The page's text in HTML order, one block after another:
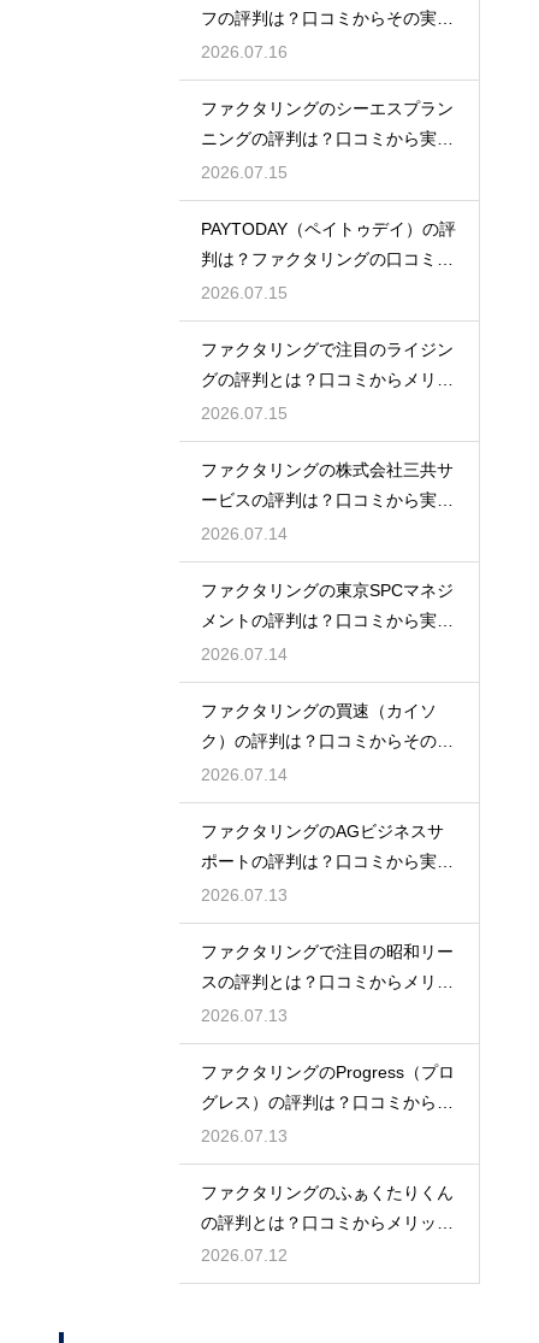
フの評判は？口コミからその実態
を徹底解説
2026.07.16
ファクタリングのシーエスプラン
ニングの評判は？口コミから実態
を徹底解説
2026.07.15
PAYTODAY（ペイトゥデイ）の評
判は？ファクタリングの口コミ検
証
2026.07.15
ファクタリングで注目のライジン
グの評判とは？口コミからメリッ
トを徹底解説
2026.07.15
ファクタリングの株式会社三共サ
ービスの評判は？口コミから実態
を徹底解説
2026.07.14
ファクタリングの東京SPCマネジ
メントの評判は？口コミから実態
を徹底解説
2026.07.14
ファクタリングの買速（カイソ
ク）の評判は？口コミからその実
態を徹底解説
2026.07.14
ファクタリングのAGビジネスサ
ポートの評判は？口コミから実態
を徹底解説
2026.07.13
ファクタリングで注目の昭和リー
スの評判とは？口コミからメリッ
トを徹底解説
2026.07.13
ファクタリングのProgress（プロ
グレス）の評判は？口コミから検
証
2026.07.13
ファクタリングのふぁくたりくん
の評判とは？口コミからメリット
を徹底解説
2026.07.12